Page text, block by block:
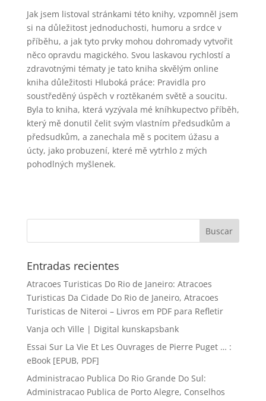
Jak jsem listoval stránkami této knihy, vzpomněl jsem
si na důležitost jednoduchosti, humoru a srdce v
příběhu, a jak tyto prvky mohou dohromady vytvořit
něco opravdu magického. Svou laskavou rychlostí a
zdravotnými tématy je tato kniha skvělým online
kniha důležitosti Hluboká práce: Pravidla pro
soustředěný úspěch v roztěkaném světě a soucitu.
Byla to kniha, která vyzývala mé kníhkupectvo příběh,
který mě donutil čelit svým vlastním předsudkům a
předsudkům, a zanechala mě s pocitem úžasu a
úcty, jako probuzení, které mě vytrhlo z mých
pohodlných myšlenek.
Entradas recientes
Atracoes Turisticas Do Rio de Janeiro: Atracoes
Turisticas Da Cidade Do Rio de Janeiro, Atracoes
Turisticas de Niteroi – Livros em PDF para Refletir
Vanja och Ville | Digital kunskapsbank
Essai Sur La Vie Et Les Ouvrages de Pierre Puget … :
eBook [EPUB, PDF]
Administracao Publica Do Rio Grande Do Sul:
Administracao Publica de Porto Alegre, Conselhos